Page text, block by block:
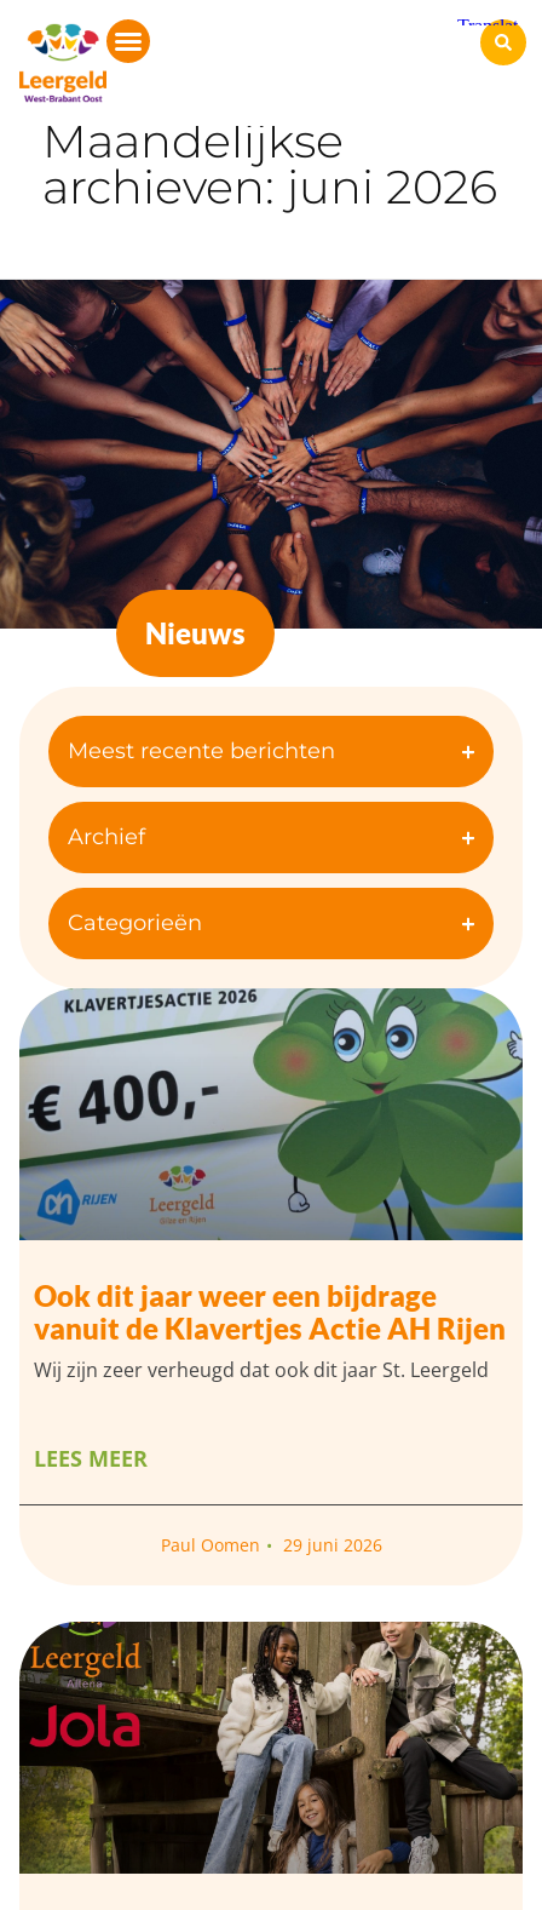
Start
Maandelijkse
archieven: juni 2026
Nieuws
Meest recente berichten
Archief
Categorieën
Ook dit jaar weer een bijdrage
vanuit de Klavertjes Actie AH Rijen
Wij zijn zeer verheugd dat ook dit jaar St. Leergeld
LEES MEER
Paul Oomen 29 juni 2026